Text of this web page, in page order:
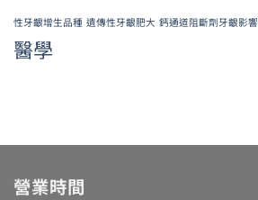
性牙齦增生品種 遺傳性牙齦肥大 鈣通道阻斷劑牙齦影響
醫學
營業時間